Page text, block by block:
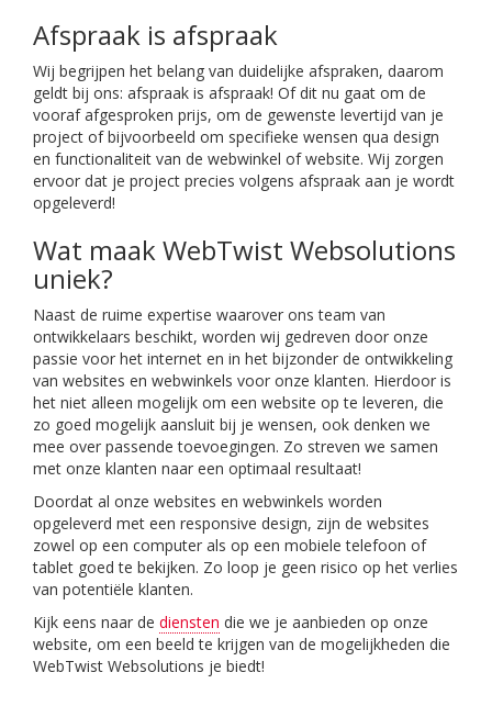
Afspraak is afspraak
Wij begrijpen het belang van duidelijke afspraken, daarom
geldt bij ons: afspraak is afspraak! Of dit nu gaat om de
vooraf afgesproken prijs, om de gewenste levertijd van je
project of bijvoorbeeld om specifieke wensen qua design
en functionaliteit van de webwinkel of website. Wij zorgen
ervoor dat je project precies volgens afspraak aan je wordt
opgeleverd!
Wat maak WebTwist Websolutions
uniek?
Naast de ruime expertise waarover ons team van
ontwikkelaars beschikt, worden wij gedreven door onze
passie voor het internet en in het bijzonder de ontwikkeling
van websites en webwinkels voor onze klanten. Hierdoor is
het niet alleen mogelijk om een website op te leveren, die
zo goed mogelijk aansluit bij je wensen, ook denken we
mee over passende toevoegingen. Zo streven we samen
met onze klanten naar een optimaal resultaat!
Doordat al onze websites en webwinkels worden
opgeleverd met een responsive design, zijn de websites
zowel op een computer als op een mobiele telefoon of
tablet goed te bekijken. Zo loop je geen risico op het verlies
van potentiële klanten.
Kijk eens naar de diensten die we je aanbieden op onze
website, om een beeld te krijgen van de mogelijkheden die
WebTwist Websolutions je biedt!